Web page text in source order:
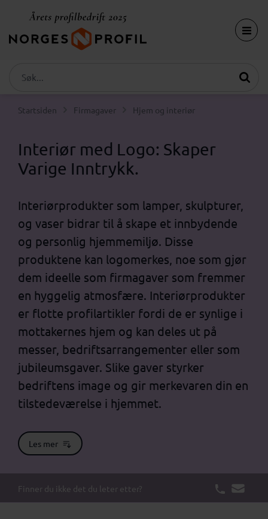
Startsiden Firmagaver Hjem og interiør
Interiør med Logo: Skaper
Varige Inntrykk.
Interiørprodukter som lamper, skulpturer,
og vaser bidrar til å skape et innbydende
og personlig hjemmemiljø. Disse
produktene kan logomerkes, noe som gjør
dem ideelle som firmagaver som fremmer
en hyggelig atmosfære. Interiørprodukter
er flotte profilartikler fordi de er synlige i
mottakernes hjem og kan deles ut på
messer, bedriftsarrangementer eller som
jubileumsgaver. Slike gaver styrker
bedriftens image og gir merkevaren din en
tilstedeværelse i hjemmet.
Les mer
Finner du ikke det du leter etter?